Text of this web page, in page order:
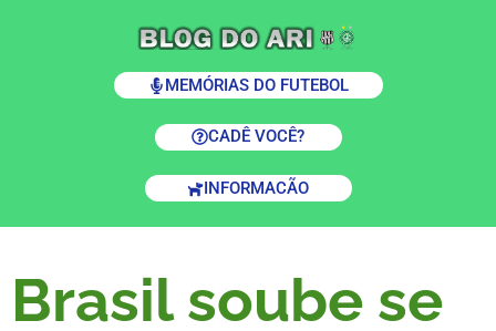
MEMÓRIAS DO FUTEBOL
CADÊ VOCÊ?
INFORMACÃO
Brasil soube se